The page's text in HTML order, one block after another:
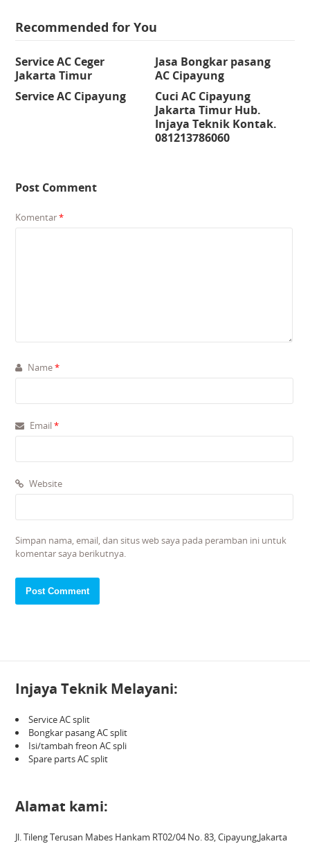
Recommended for You
Service AC Ceger
Jakarta Timur
Jasa Bongkar pasang
AC Cipayung
Service AC Cipayung
Cuci AC Cipayung
Jakarta Timur Hub.
Injaya Teknik Kontak.
081213786060
Post Comment
Komentar*
Name*
Email*
Website
Simpan nama, email, dan situs web saya pada peramban ini untuk
komentar saya berikutnya.
Injaya Teknik Melayani:
Service AC split
Bongkar pasang AC split
Isi/tambah freon AC spli
Spare parts AC split
Alamat kami:
Jl. Tileng Terusan Mabes Hankam RT02/04 No. 83, Cipayung,Jakarta